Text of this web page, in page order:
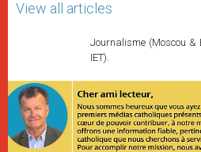
View all articles
Journalisme (Moscou &
IET).